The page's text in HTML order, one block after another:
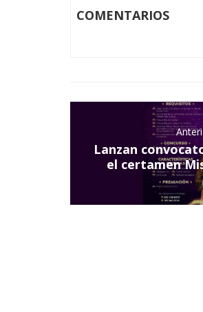
COMENTARIOS
Lanzan
el certamen